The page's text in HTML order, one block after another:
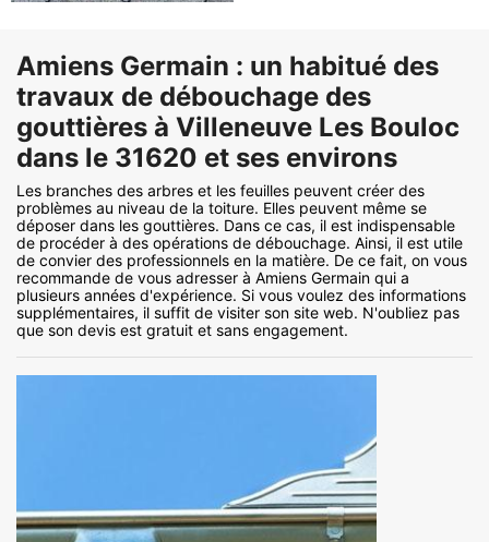
Amiens Germain : un habitué des
travaux de débouchage des
gouttières à Villeneuve Les Bouloc
dans le 31620 et ses environs
Les branches des arbres et les feuilles peuvent créer des
problèmes au niveau de la toiture. Elles peuvent même se
déposer dans les gouttières. Dans ce cas, il est indispensable
de procéder à des opérations de débouchage. Ainsi, il est utile
de convier des professionnels en la matière. De ce fait, on vous
recommande de vous adresser à Amiens Germain qui a
plusieurs années d'expérience. Si vous voulez des informations
supplémentaires, il suffit de visiter son site web. N'oubliez pas
que son devis est gratuit et sans engagement.